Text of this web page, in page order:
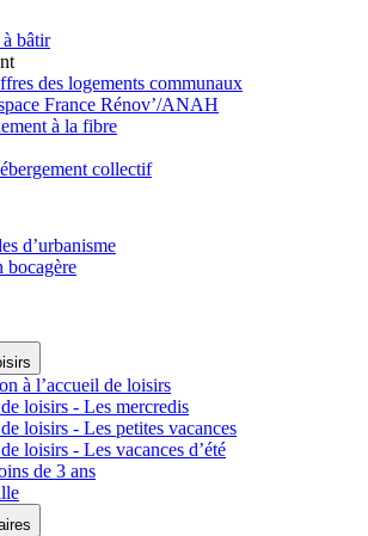
bâtir
des logements communaux
France Rénov’/ANAH
à la fibre
collectif
d’urbanisme
bocagère
à l’accueil de loisirs
loisirs - Les mercredis
loisirs - Les petites vacances
loisirs - Les vacances d’été
de 3 ans